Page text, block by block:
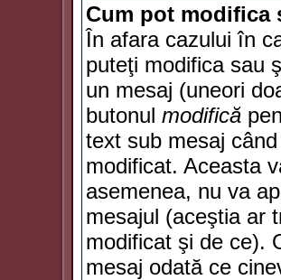
Cum pot modifica
În afara cazului în
puteţi modifica sau
un mesaj (uneori
butonul modifică
text sub mesaj
modificat. Aceasta
asemenea, nu va
mesajul (aceştia ar
modificat şi de ce).
mesaj odată ce